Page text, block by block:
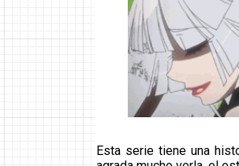
Esta serie tiene una